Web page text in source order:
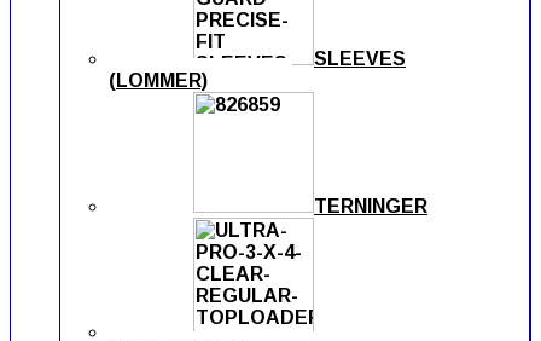
SLEEVES
(LOMMER)
TERNINGER